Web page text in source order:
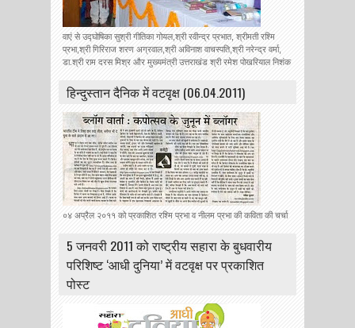
वाएं से उद्घोषिका सुश्री गीतिका गोयल,श्री रवीन्द्र प्रभात, श्रीमती रश्मि
प्रभा,श्री गिरिराज शरण अग्रवाल,श्री अविनाश वाचस्पति,श्री नरेन्द्र वर्मा,
डा.श्री राम दरस मिश्र और मुख्यमंत्री उत्तराखंड श्री रमेश पोखरियाल निशंक
हिन्‍दुस्‍तान दैनिक में वटवृक्ष (06.04.2011)
०४ अप्रैल २०११ को प्रकाशित रश्मि प्रभा व नीलम प्रभा की कविता की चर्चा
5 जनवरी 2011 को राष्ट्रीय सहारा के बुधवारीय
परिशिष्ट ‘आधी दुनिया’ में वटवृक्ष पर प्रकाशित
पोस्ट